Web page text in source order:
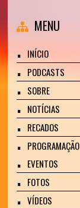
MENU
INÍCIO
PODCASTS
SOBRE
NOTÍCIAS
RECADOS
PROGRAMAÇÃO
EVENTOS
FOTOS
VÍDEOS